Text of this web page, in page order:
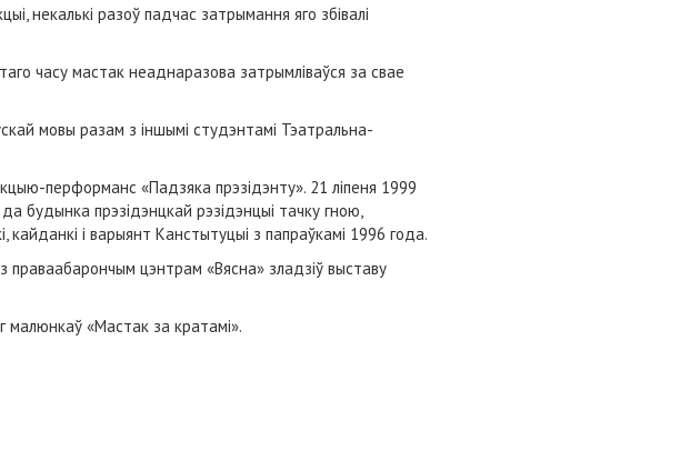
некалькі разоў падчас затрымання яго збівалі
часу мастак неаднаразова затрымліваўся за свае
мовы разам з іншымі студэнтамі Тэатральна-
перформанс «Падзяка прэзідэнту». 21 ліпеня 1999
будынка прэзідэнцкай рэзідэнцыі тачку гною,
і варыянт Канстытуцыі з папраўкамі 1996 года.
цэнтрам «Вясна» зладзіў выставу
малюнкаў «Мастак за кратамі».